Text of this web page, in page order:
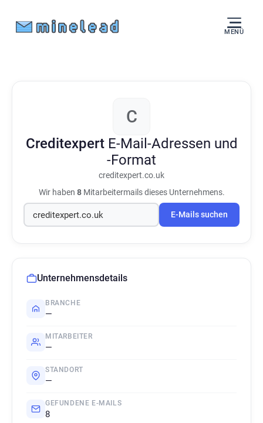
MENÜ
C
Creditexpert E-Mail-Adressen und
-Format
creditexpert.co.uk
Wir haben 8Mitarbeitermails dieses Unternehmens.
E-Mails suchen
Unternehmensdetails
BRANCHE
—
MITARBEITER
—
STANDORT
—
GEFUNDENE E-MAILS
8